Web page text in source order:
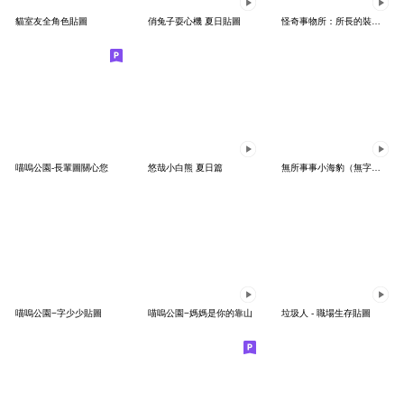
貓室友全角色貼圖 俏兔子耍心機 夏日貼圖 怪奇事物所：所長的裝模作young
喵嗚公園-長輩圖關心您 悠哉小白熊 夏日篇 無所事事小海豹（無字貼圖首登場！）
喵嗚公園−字少少貼圖 喵嗚公園−媽媽是你的靠山 垃圾人 - 職場生存貼圖